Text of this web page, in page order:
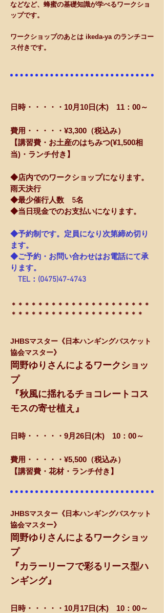
などなど、蜂蜜の基礎知識が学べるワークショ
ップです。
ワークショップのあとは ikeda-ya のランチコー
ス付きです。
日時・・・・・10月10日(木) 11：00～
費用・・・・・¥3,300（税込み）
【講習費・お土産のはちみつ(¥1,500相
当)・ランチ付き】
◆店内でのワークショップになります。
雨天決行
◆最少催行人数 5名
◆当日現金でのお支払いになります。
◆予約制です。定員になり次第締め切り
ます。
◆ご予約・お問い合わせはお電話にて承
ります。
TEL：(0475)47-4743
＊＊＊＊＊＊＊＊＊＊＊＊＊＊＊＊＊＊＊＊＊
＊＊＊＊＊＊＊＊＊＊＊＊＊＊＊＊＊＊＊＊
JHBSマスター《日本ハンギングバスケット
協会マスター》
岡野ゆりさんによるワークショッ
プ
​『秋風に揺れるチョコレートコス
モスの寄せ植え』
日時・・・・・9月26日(木) 10：00～
費用・・・・・¥5,500（税込み）
【講習費・花材・ランチ付き】
JHBSマスター《日本ハンギングバスケット
協会マスター》
岡野ゆりさんによるワークショッ
プ
​『カラーリーフで彩るリース型ハ
ンギング』
日時・・・・・10月17日(木) 10：00～